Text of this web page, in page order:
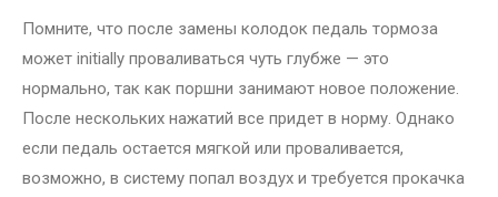
Помните, что после замены колодок педаль тормоза
может initially проваливаться чуть глубже — это
нормально, так как поршни занимают новое положение.
После нескольких нажатий все придет в норму. Однако
если педаль остается мягкой или проваливается,
возможно, в систему попал воздух и требуется прокачка